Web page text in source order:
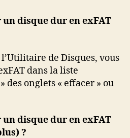
disque dur en exFAT
de Disques, vous
dans la liste
des onglets « effacer » ou
disque dur en exFAT
?